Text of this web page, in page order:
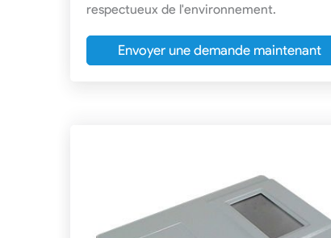
respectueux de l'environnement.
Envoyer une demande maintenant